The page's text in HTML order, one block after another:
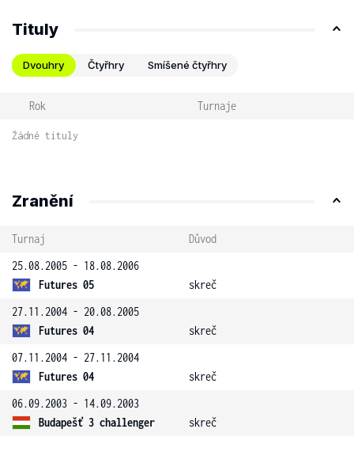
Tituly
Dvouhry Čtyřhry Smíšené čtyřhry
Rok Turnaje
Žádné tituly
Zranění
Turnaj
Důvod
25.08.2005 - 18.08.2006
Futures 05
skreč
27.11.2004 - 20.08.2005
Futures 04
skreč
07.11.2004 - 27.11.2004
Futures 04
skreč
06.09.2003 - 14.09.2003
Budapešť 3 challenger
skreč